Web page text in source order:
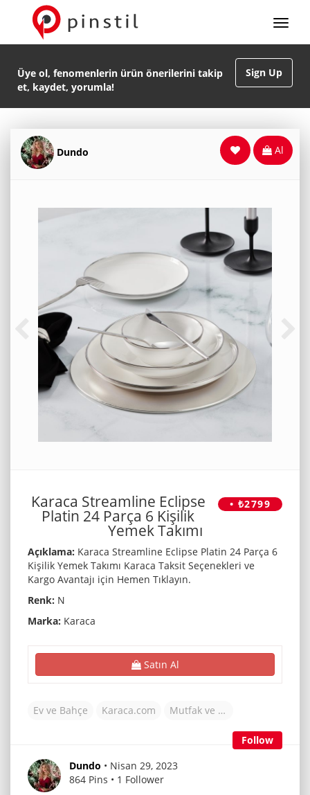
Sign Up
Üye ol, fenomenlerin ürün önerilerini takip
et, kaydet, yorumla!
Dundo Al
• ₺2799
Karaca Streamline Eclipse
Platin 24 Parça 6 Kişilik
Yemek Takımı
Açıklama: Karaca Streamline Eclipse Platin 24 Parça 6
Kişilik Yemek Takımı Karaca Taksit Seçenekleri ve
Kargo Avantajı için Hemen Tıklayın.
Renk: N
Marka: Karaca
Satın Al
Ev ve Bahçe Karaca.com Mutfak ve Yemek
Follow
Dundo • Nisan 29, 2023
864 Pins • 1 Follower